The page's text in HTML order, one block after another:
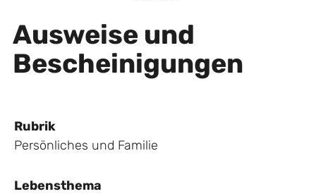
Ausweise und
Bescheinigungen
Rubrik
Persönliches und Familie
Lebensthema